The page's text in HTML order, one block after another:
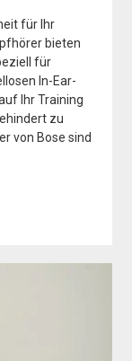
für Ihr
bieten
für
In-Ear-
Ihr Training
zu
von Bose sind